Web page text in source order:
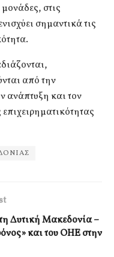
στις
σημαντικά τις
από την
ανάπτυξη και τον
Δυτική Μακεδονία –
και του ΟΗΕ στην